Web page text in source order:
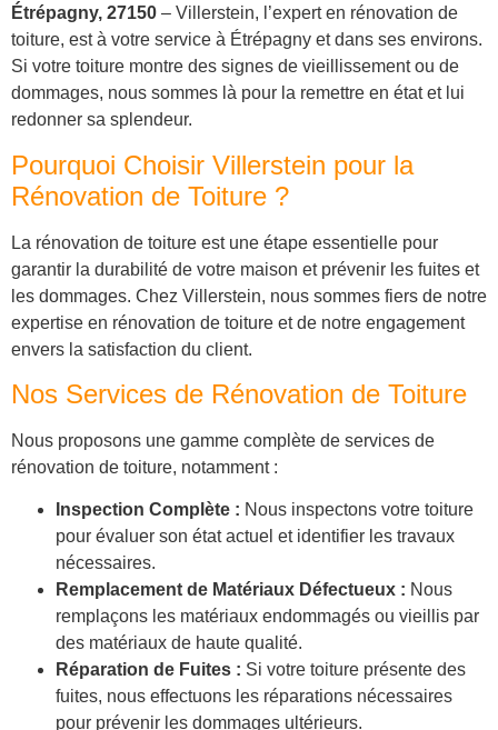
Étrépagny, 27150 – Villerstein, l’expert en rénovation de
toiture, est à votre service à Étrépagny et dans ses environs.
Si votre toiture montre des signes de vieillissement ou de
dommages, nous sommes là pour la remettre en état et lui
redonner sa splendeur.
Pourquoi Choisir Villerstein pour la
Rénovation de Toiture ?
La rénovation de toiture est une étape essentielle pour
garantir la durabilité de votre maison et prévenir les fuites et
les dommages. Chez Villerstein, nous sommes fiers de notre
expertise en rénovation de toiture et de notre engagement
envers la satisfaction du client.
Nos Services de Rénovation de Toiture
Nous proposons une gamme complète de services de
rénovation de toiture, notamment :
Inspection Complète : Nous inspectons votre toiture
pour évaluer son état actuel et identifier les travaux
nécessaires.
Remplacement de Matériaux Défectueux : Nous
remplaçons les matériaux endommagés ou vieillis par
des matériaux de haute qualité.
Réparation de Fuites : Si votre toiture présente des
fuites, nous effectuons les réparations nécessaires
pour prévenir les dommages ultérieurs.